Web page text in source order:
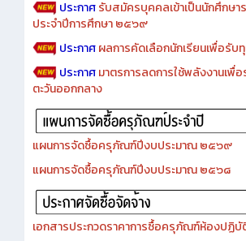
ประกาศรับสมัครบุคคลเข้าเป็นนักศึกษ
ประจำปีการศึกษา ๒๕๖๙
ประกาศผลการคัดเลือกนักเรียนเพื่อรั
ประกาศมาตรการลดการใช้พลังงานเ
ตะวันออกกลาง
แผนการจัดซื้อครุภัณฑ์ปีงบประมาณ ๒๕๖๙
แผนการจัดซื้อครุภัณฑ์ปีงบประมาณ ๒๕๖๘
เอกสารประกวดราคาการซื้อครุภัณฑ์ห้องปฏิ